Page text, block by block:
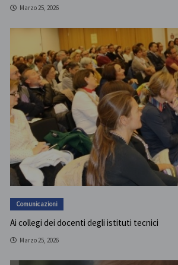
Marzo 25, 2026
Comunicazioni
Ai collegi dei docenti degli istituti tecnici
Marzo 25, 2026